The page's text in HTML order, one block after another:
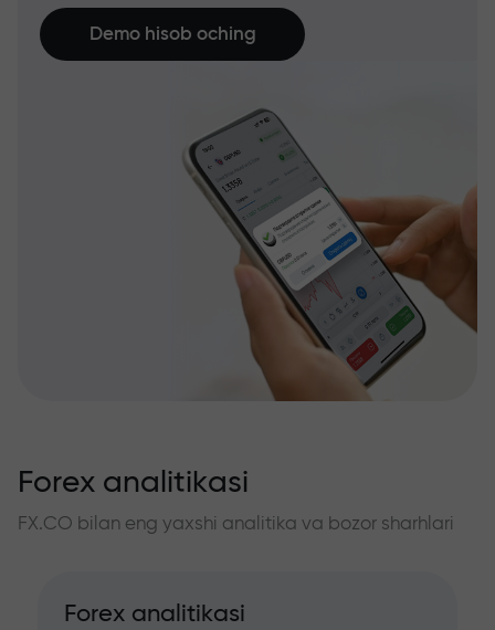
Demo hisob oching
Forex analitikasi
FX.CO bilan eng yaxshi analitika va bozor sharhlari
Forex analitikasi